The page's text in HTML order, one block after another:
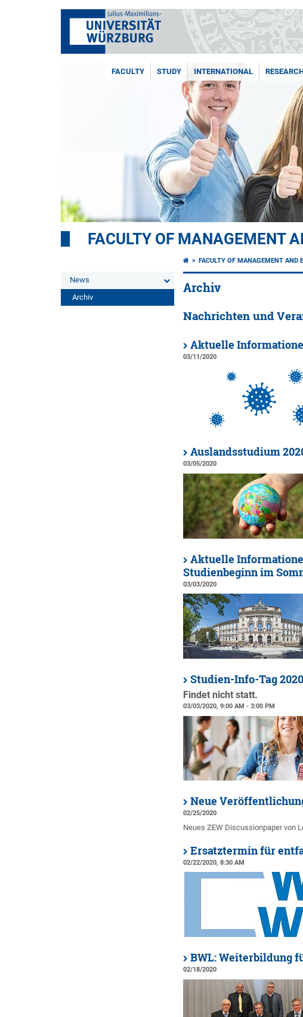
FACULTY STUDY INTERNATIONAL
FACULTY OF MANAGEMENT
News
Archiv
FACULTY OF MANAGEMENT AND
Archiv
Nachrichten und
Aktuelle
03/11/2020
Auslandsstudium
03/05/2020
Aktuelle
Studienbeginn im
03/03/2020
Studien-Info-Tag 2020
Findet nicht statt.
03/03/2020, 9:00 AM - 3:00 PM
Neue
02/25/2020
Neues ZEW Discussionpaper von
Ersatztermin für
02/22/2020, 8:30 AM
BWL: Weiterbildung
02/18/2020